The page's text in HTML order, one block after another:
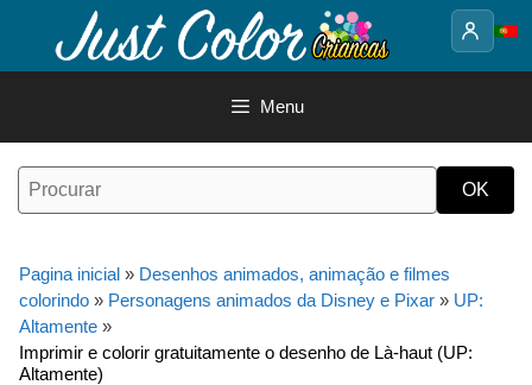
o
Menu
Pagina inicial » Desenhos animados, animação e filmes
colorindo » Personagens animados da Disney e Pixar » UP:
Altamente »
Imprimir e colorir gratuitamente o desenho de Là-haut (UP:
Altamente)